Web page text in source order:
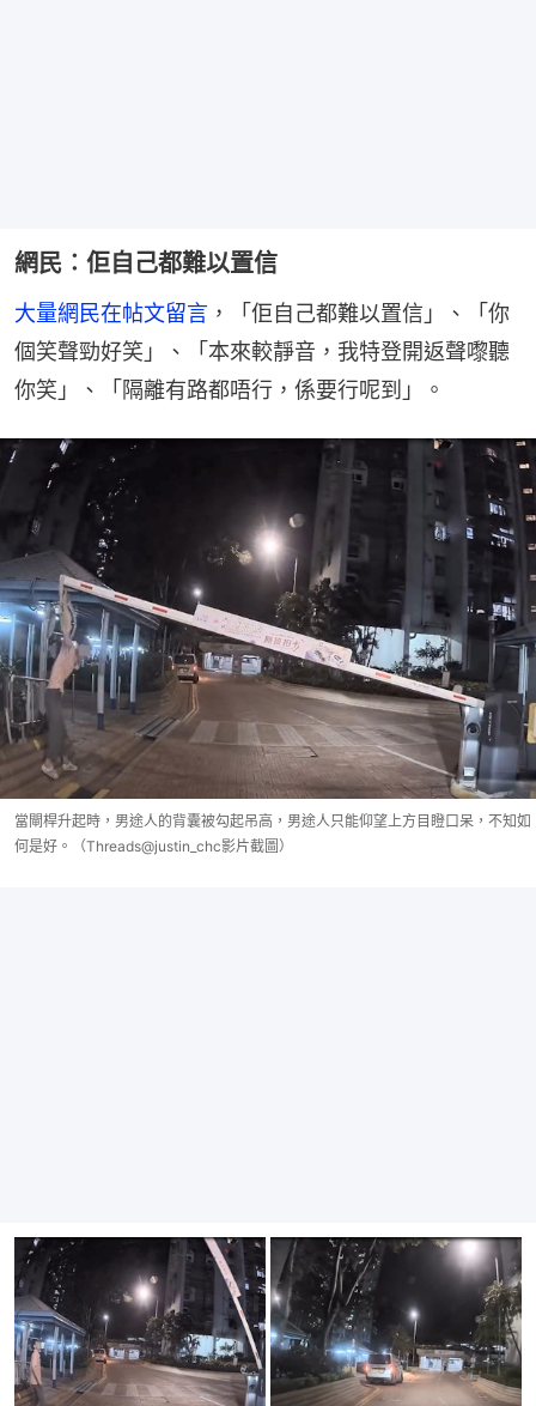
網民︰佢自己都難以置信
大量網民在帖文留言 ，「佢自己都難以置信」、「你
個笑聲勁好笑」、「本來較靜音，我特登開返聲嚟聽
你笑」、「隔離有路都唔行，係要行呢到」。
當閘桿升起時，男途人的背囊被勾起吊高，男途人只能仰望上方目瞪口呆，不知如
何是好。（Threads@justin_chc影片截圖）